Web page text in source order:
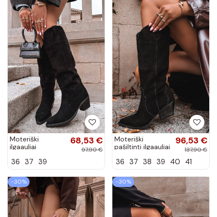
Moteriški
ilgaauliai
batai su
dirbtinės
zomšos, juodos...
68,53 €
97,90 €
36 37 39
Moteriški
pašiltinti ilgaauliai
batai iš dirbtinės
96,53 €
137,90 €
36 37 38 39 40 41
−30% −30%